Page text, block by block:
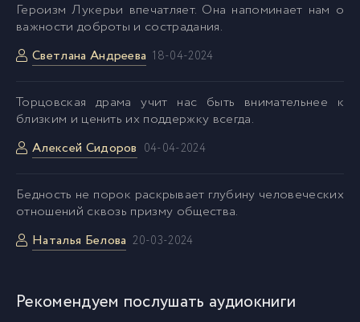
Героизм Лукерьи впечатляет. Она напоминает нам о
важности доброты и сострадания.
Светлана Андреева 18-04-2024
Торцовская драма учит нас быть внимательнее к
близким и ценить их поддержку всегда.
Алексей Сидоров 04-04-2024
Бедность не порок раскрывает глубину человеческих
отношений сквозь призму общества.
Наталья Белова 20-03-2024
Рекомендуем послушать аудиокниги